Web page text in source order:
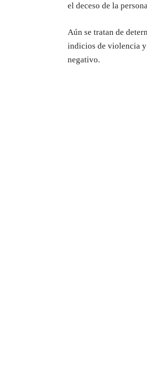
el deceso de la
Aún se tratan de
indicios de violencia
negativo.